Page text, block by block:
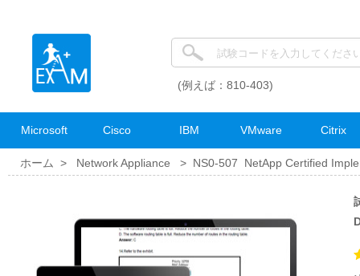
(例えば：810-403)
Microsoft Cisco IBM VMware Citrix
ホーム > Network Appliance > NS0-507 NetApp Certified